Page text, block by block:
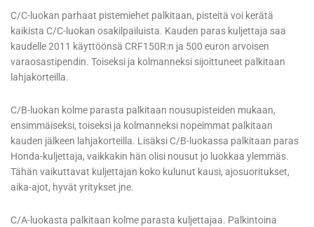
C/C-luokan parhaat pistemiehet palkitaan, pisteitä voi kerätä
kaikista C/C-luokan osakilpailuista. Kauden paras kuljettaja saa
kaudelle 2011 käyttöönsä CRF150R:n ja 500 euron arvoisen
varaosastipendin. Toiseksi ja kolmanneksi sijoittuneet palkitaan
lahjakorteilla.
C/B-luokan kolme parasta palkitaan nousupisteiden mukaan,
ensimmäiseksi, toiseksi ja kolmanneksi nopeimmat palkitaan
kauden jälkeen lahjakorteilla. Lisäksi C/B-luokassa palkitaan paras
Honda-kuljettaja, vaikkakin hän olisi nousut jo luokkaa ylemmäs.
Tähän vaikuttavat kuljettajan koko kulunut kausi, ajosuoritukset,
aika-ajot, hyvät yritykset jne.
C/A-luokasta palkitaan kolme parasta kuljettajaa. Palkintoina